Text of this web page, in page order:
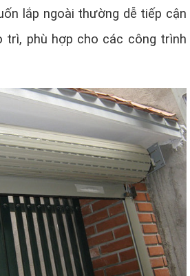
lắp ngoài thường dễ tiếp cận
trì, phù hợp cho các công trình